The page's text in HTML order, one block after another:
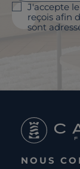
J'accepte
reçois afin
sont
NOUS